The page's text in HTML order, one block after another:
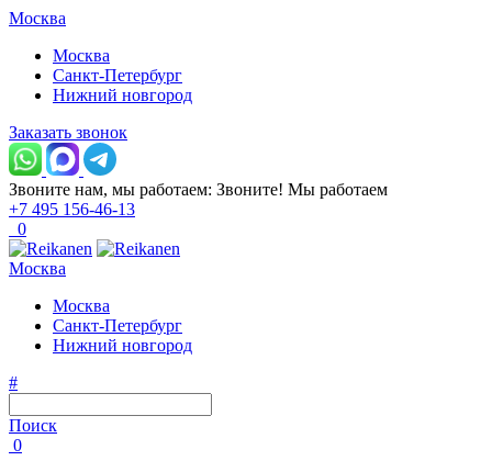
Москва
Москва
Санкт-Петербург
Нижний новгород
Заказать звонок
Звоните нам, мы работаем: Звоните! Мы работаем
+7 495 156-46-13
0
Москва
Москва
Санкт-Петербург
Нижний новгород
#
Поиск
0